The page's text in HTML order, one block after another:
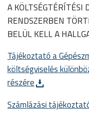
A KÖLTSÉGTÉRÍTÉSI
RENDSZERBEN
BELÜL KELL A
Tájékoztató a
költségviselés
részére
Számlázási